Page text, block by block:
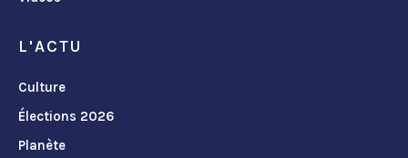
L'ACTU
Culture
Élections 2026
Planète